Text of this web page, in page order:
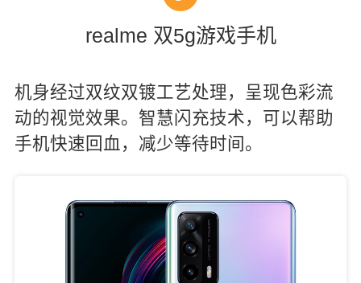
realme 双5g游戏手机
机身经过双纹双镀工艺处理，呈现色彩流
动的视觉效果。智慧闪充技术，可以帮助
手机快速回血，减少等待时间。